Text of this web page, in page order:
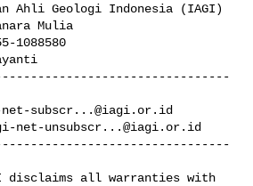
Ahli Geologi Indonesia (IAGI)
Mulia
1088580
subscr...@iagi.or.id
net-unsubscr...@iagi.or.id
disclaims all warranties with